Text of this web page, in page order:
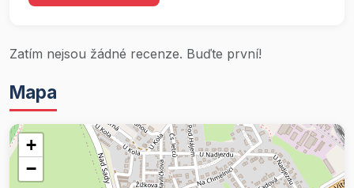
Zatím nejsou žádné recenze. Buďte první!
Mapa
+
−